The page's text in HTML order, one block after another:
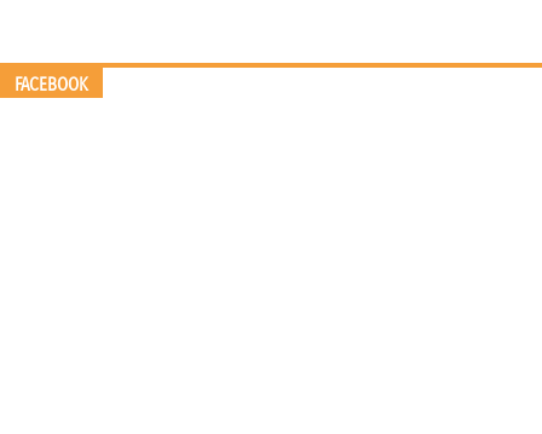
FACEBOOK